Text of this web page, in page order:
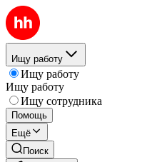
Ищу работу
Ищу работу
Ищу работу
Ищу сотрудника
Помощь
Ещё
Поиск